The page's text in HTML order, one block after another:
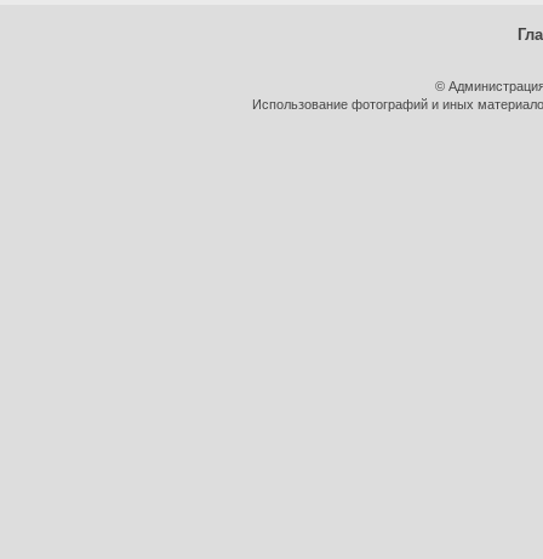
©
Использование фотографий и иных